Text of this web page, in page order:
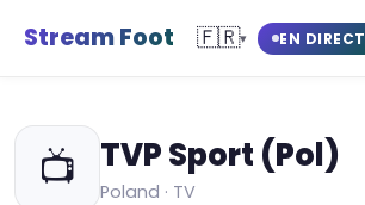
Stream Foot 🇫🇷▾ EN DIRECT
📺 TVP Sport (Pol)
Poland · TV